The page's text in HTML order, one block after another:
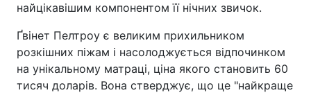
найцікавішим компонентом її нічних звичок.
Ґвінет Пелтроу є великим прихильником
розкішних піжам і насолоджується відпочинком
на унікальному матраці, ціна якого становить 60
тисяч доларів. Вона стверджує, що це "найкраще